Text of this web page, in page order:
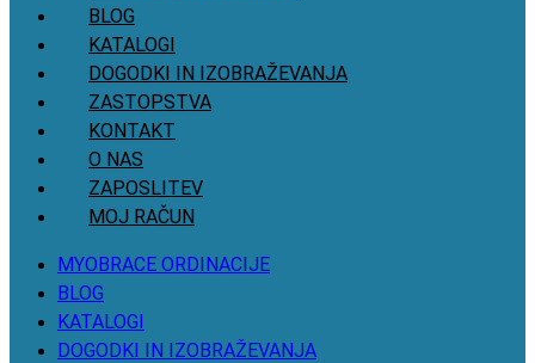
BLOG
KATALOGI
DOGODKI IN IZOBRAŽEVANJA
ZASTOPSTVA
KONTAKT
O NAS
ZAPOSLITEV
MOJ RAČUN
MYOBRACE ORDINACIJE
BLOG
KATALOGI
DOGODKI IN IZOBRAŽEVANJA